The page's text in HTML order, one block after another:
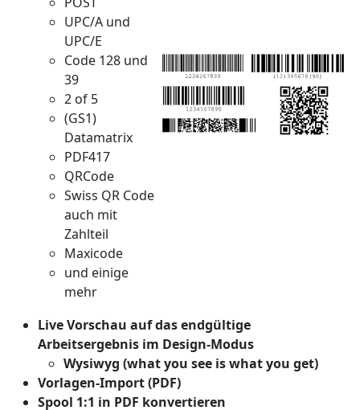
UPC/A und
UPC/E
Code 128 und
39
2 of 5
(GS1)
Datamatrix
PDF417
QRCode
Swiss QR Code
auch mit
Zahlteil
Maxicode
und einige
mehr
Live Vorschau auf das endgültige
Arbeitsergebnis im Design-Modus
Wysiwyg (what you see is what you get)
Vorlagen-Import (PDF)
Spool 1:1 in PDF konvertieren